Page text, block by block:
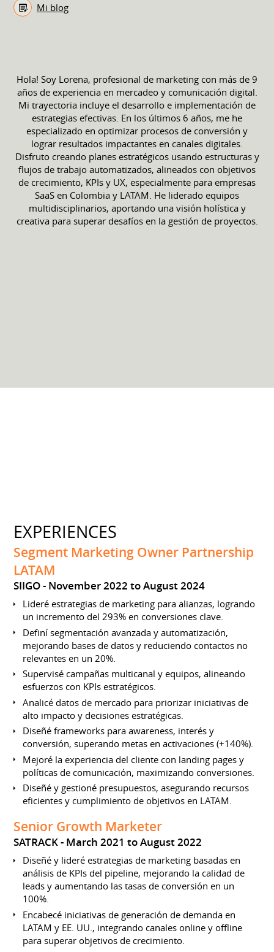
Mi blog
Hola! Soy Lorena, profesional de marketing con más de 9
años de experiencia en mercadeo y comunicación digital.
Mi trayectoria incluye el desarrollo e implementación de
estrategias efectivas. En los últimos 6 años, me he
especializado en optimizar procesos de conversión y
lograr resultados impactantes en canales digitales.
Disfruto creando planes estratégicos usando estructuras y
flujos de trabajo automatizados, alineados con objetivos
de crecimiento, KPIs y UX, especialmente para empresas
SaaS en Colombia y LATAM. He liderado equipos
multidisciplinarios, aportando una visión holística y
creativa para superar desafíos en la gestión de proyectos.
EXPERIENCES
Segment Marketing Owner Partnership
LATAM
SIIGO November 2022 to August 2024
Lideré estrategias de marketing para alianzas, logrando
un incremento del 293% en conversiones clave.
Definí segmentación avanzada y automatización,
mejorando bases de datos y reduciendo contactos no
relevantes en un 20%.
Supervisé campañas multicanal y equipos, alineando
esfuerzos con KPIs estratégicos.
Analicé datos de mercado para priorizar iniciativas de
alto impacto y decisiones estratégicas.
Diseñé frameworks para awareness, interés y
conversión, superando metas en activaciones (+140%).
Mejoré la experiencia del cliente con landing pages y
políticas de comunicación, maximizando conversiones.
Diseñé y gestioné presupuestos, asegurando recursos
eficientes y cumplimiento de objetivos en LATAM.
Senior Growth Marketer
SATRACK March 2021 to August 2022
Diseñé y lideré estrategias de marketing basadas en
análisis de KPIs del pipeline, mejorando la calidad de
leads y aumentando las tasas de conversión en un
100%.
Encabecé iniciativas de generación de demanda en
LATAM y EE. UU., integrando canales online y offline
para superar objetivos de crecimiento.